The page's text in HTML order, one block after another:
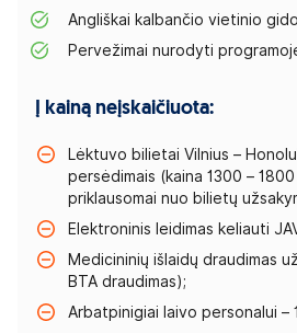
Angliškai kalbančio vietinio
Pervežimai nurodyti
Į kainą neįskaičiuota:
Lėktuvo bilietai Vilnius –
persėdimais (kaina 1300 – 1800
priklausomai nuo bilietų
Elektroninis leidimas keliauti
Medicininių išlaidų draudimas
BTA draudimas);
Arbatpinigiai laivo personalui –